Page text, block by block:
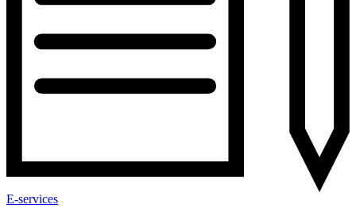
E-services